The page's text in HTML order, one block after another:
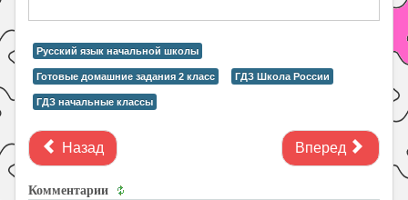
Русский язык начальной школы
Готовые домашние задания 2 класс ГДЗ Школа России
ГДЗ начальные классы
Назад Вперед
Комментарии